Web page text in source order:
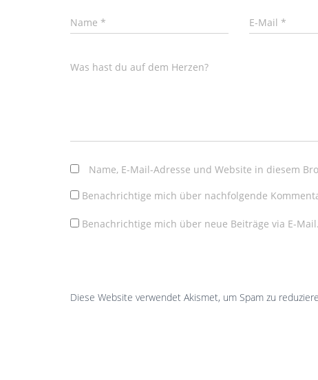
Name * E-Mail *
Was hast du auf dem Herzen?
Name, E-Mail-Adresse und Website in diesem
Benachrichtige mich über nachfolgende
Benachrichtige mich über neue Beiträge via E-Mail.
Diese Website verwendet Akismet, um Spam zu